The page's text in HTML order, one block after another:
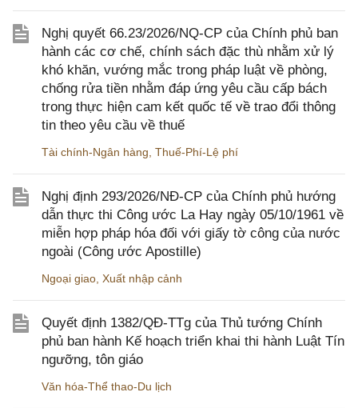
Nghị quyết 66.23/2026/NQ-CP của Chính phủ ban
hành các cơ chế, chính sách đặc thù nhằm xử lý
khó khăn, vướng mắc trong pháp luật về phòng,
chống rửa tiền nhằm đáp ứng yêu cầu cấp bách
trong thực hiện cam kết quốc tế về trao đổi thông
tin theo yêu cầu về thuế
Tài chính-Ngân hàng Thuế-Phí-Lệ phí
Nghị định 293/2026/NĐ-CP của Chính phủ hướng
dẫn thực thi Công ước La Hay ngày 05/10/1961 về
miễn hợp pháp hóa đối với giấy tờ công của nước
ngoài (Công ước Apostille)
Ngoại giao Xuất nhập cảnh
Quyết định 1382/QĐ-TTg của Thủ tướng Chính
phủ ban hành Kế hoạch triển khai thi hành Luật Tín
ngưỡng, tôn giáo
Văn hóa-Thể thao-Du lịch